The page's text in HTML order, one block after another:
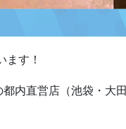
ます！
内直営店（池袋・大